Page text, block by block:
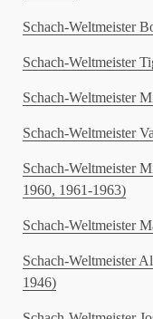
Schach-Weltmeister
Schach-Weltmeister
Schach-Weltmeister
Schach-Weltmeister
Schach-Weltmeister
1960, 1961-1963)
Schach-Weltmeister
Schach-Weltmeister
1946)